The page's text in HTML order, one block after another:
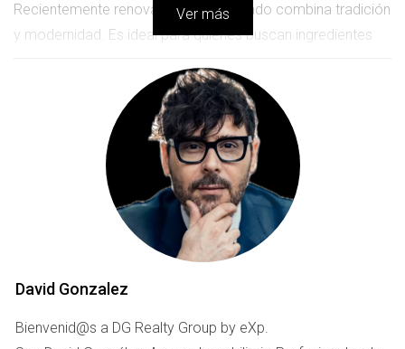
Recientemente renovado, este mercado combina tradición
y modernidad. Es ideal para quienes buscan ingredientes
impresionante y su ambiente, auténtico.
Mercado de la Concepción
Situado en el Eixample, este mercado es conocido como
"el mercado de las flores", ya que combina puestos de
comida con una gran oferta de flores y plantas.
Mercado del Clot y de Sants
Para quienes prefieren un ambiente más local y menos
turístico, estos mercados ofrecen productos frescos a
precios más accesibles, además de reflejar el día a día de
los barceloneses.
Ver más
David Gonzalez
Bienvenid@s a DG Realty Group by eXp.